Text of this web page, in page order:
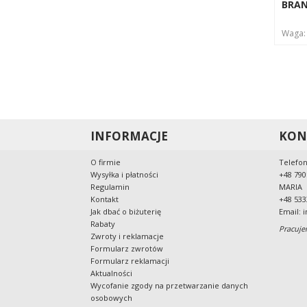
Waga:
INFORMACJE
O firmie
Wysyłka i płatności
Regulamin
Kontakt
Jak dbać o biżuterię
Rabaty
Zwroty i reklamacje
Formularz zwrotów
Formularz reklamacji
Aktualności
Wycofanie zgody na przetwarzanie danych
osobowych
+48
MARIA
+48
Email: